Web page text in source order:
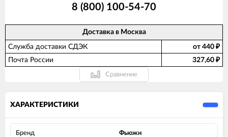
8 (800) 100-54-70
Доставка в Москва
Служба доставки СДЭК от 440 ₽
Почта России 327,60 ₽
Сравнение
ХАРАКТЕРИСТИКИ
Бренд Фьюжн